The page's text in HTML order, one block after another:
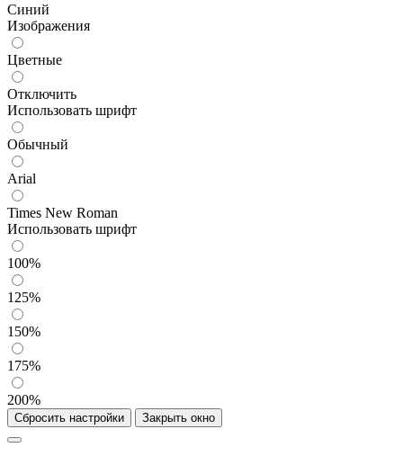
Синий
Изображения
Цветные
Отключить
Использовать шрифт
Обычный
Arial
Times New Roman
Использовать шрифт
100%
125%
150%
175%
200%
Сбросить настройки Закрыть окно